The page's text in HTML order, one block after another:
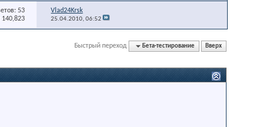
53
140,823
Vlad24Krsk
25.04.2010,06:52
Быстрый переход Бета-тестирование Вверх